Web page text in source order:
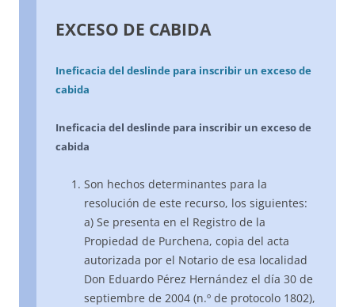
EXCESO DE CABIDA
Ineficacia del deslinde para inscribir un exceso de
cabida
Ineficacia del deslinde para inscribir un exceso de
cabida
Son hechos determinantes para la
resolución de este recurso, los siguientes:
a) Se presenta en el Registro de la
Propiedad de Purchena, copia del acta
autorizada por el Notario de esa localidad
Don Eduardo Pérez Hernández el día 30 de
septiembre de 2004 (n.º de protocolo 1802),